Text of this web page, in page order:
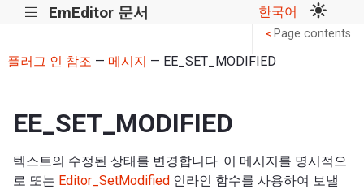
||| EmEditor 문서 한국어
플러그 인 참조 — 메시지 — EE_SET_MODIFIED
EE_SET_MODIFIED
텍스트의 수정된 상태를 변경합니다. 이 메시지를 명시적으
로 또는 Editor_SetModified 인라인 함수를 사용하여 보낼
< Page contents